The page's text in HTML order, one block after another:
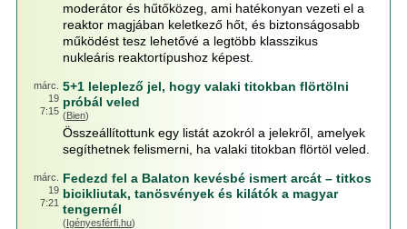
moderátor és hűtőközeg, ami hatékonyan vezeti el a
reaktor magjában keletkező hőt, és biztonságosabb
működést tesz lehetővé a legtöbb klasszikus
nukleáris reaktortípushoz képest.
márc.
19
7:15
5+1 leleplező jel, hogy valaki titokban flörtölni
próbál veled
(Bien)
Összeállítottunk egy listát azokról a jelekről, amelyek
segíthetnek felismerni, ha valaki titokban flörtöl veled.
márc.
19
7:21
Fedezd fel a Balaton kevésbé ismert arcát – titkos
bicikliutak, tanösvények és kilátók a magyar
tengernél
(Igényesférfi.hu)